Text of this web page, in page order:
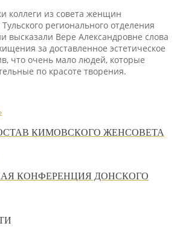
коллеги из совета женщин
регионального отделения
высказали Вере Александровне слова
за доставленное эстетическое
что очень мало людей, которые
по красоте творения.
КИМОВСКОГО ЖЕНСОВЕТА
КОНФЕРЕНЦИЯ ДОНСКОГО